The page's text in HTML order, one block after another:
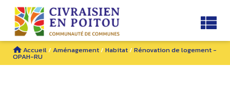
Accueil/ Aménagement/ Habitat/ Rénovation de logement -
OPAH-RU